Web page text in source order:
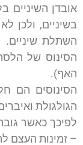
אובדן השיניים
בשיניים, ולכן
השתלת שיניים.
הסינוס של
האף).
הסינוסים הם
הגולגולת
לפיכך כאשר
– זמינות העצם